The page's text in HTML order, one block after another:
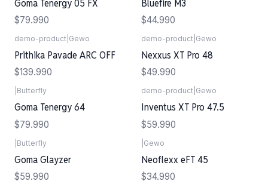
Goma Tenergy 05 FX
$79.990
Bluefire M3
$44.990
demo-product Gewo
Prithika Pavade ARC OFF
$139.990
demo-product Gewo
Nexxus XT Pro 48
$49.990
Butterfly
Goma Tenergy 64
$79.990
demo-product Gewo
Inventus XT Pro 47.5
$59.990
Butterfly
Goma Glayzer
$59.990
Gewo
Neoflexx eFT 45
$34.990